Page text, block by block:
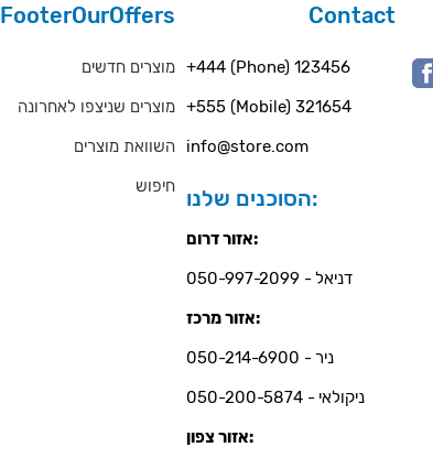
FooterOurOffers
מוצרים חדשים
מוצרים שניצפו לאחרונה
השוואת מוצרים
חיפוש
Contact
+444 (Phone) 123456
+555 (Mobile) 321654
info@store.com
הסוכנים שלנו:
אזור דרום:
דניאל - 050-997-2099
אזור מרכז:
ניר - 050-214-6900
ניקולאי - 050-200-5874
אזור צפון: